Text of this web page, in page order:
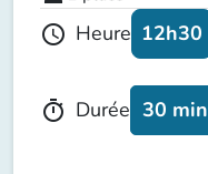
schedule Heure 12h30
timer Durée 30 min